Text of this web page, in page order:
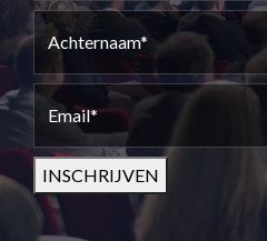
Achternaam
Email (Vereist)
INSCHRIJVEN